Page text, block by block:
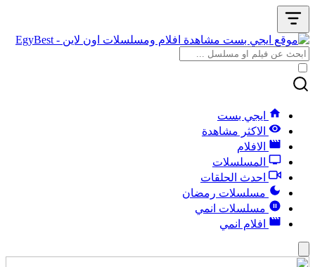
ايجي بست
الاكثر مشاهدة
الافلام
المسلسلات
احدث الحلقات
مسلسلات رمضان
مسلسلات انمي
افلام انمي